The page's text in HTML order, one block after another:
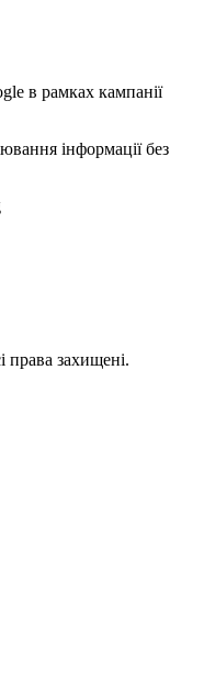
в рамках кампанії
інформації без
права захищені.